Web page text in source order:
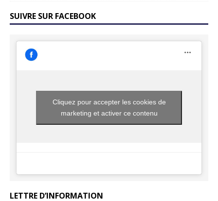
SUIVRE SUR FACEBOOK
Cliquez pour accepter les cookies de
marketing et activer ce contenu
LETTRE D’INFORMATION